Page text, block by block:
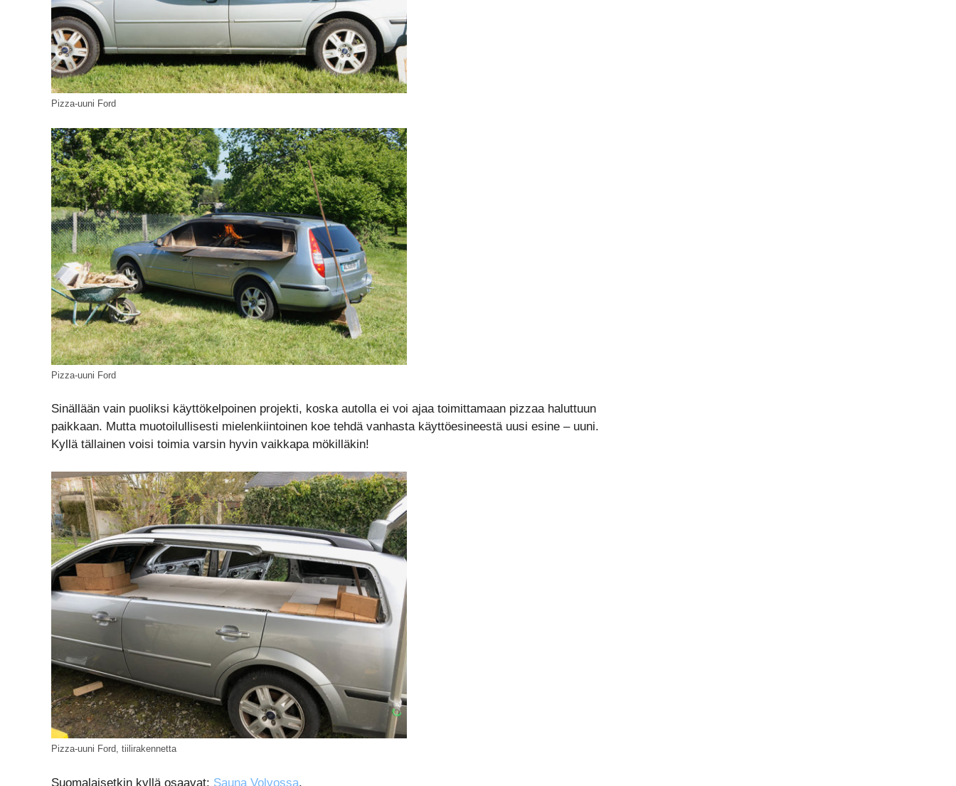
Pizza-uuni Ford
Pizza-uuni Ford
Sinällään vain puoliksi käyttökelpoinen projekti, koska autolla ei voi ajaa toimittamaan pizzaa haluttuun
paikkaan. Mutta muotoilullisesti mielenkiintoinen koe tehdä vanhasta käyttöesineestä uusi esine – uuni.
Kyllä tällainen voisi toimia varsin hyvin vaikkapa mökilläkin!
Pizza-uuni Ford, tiilirakennetta
Suomalaisetkin kyllä osaavat: Sauna Volvossa.